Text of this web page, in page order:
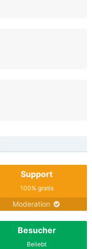
Support
100% gratis
Moderation
Besucher
Beliebt